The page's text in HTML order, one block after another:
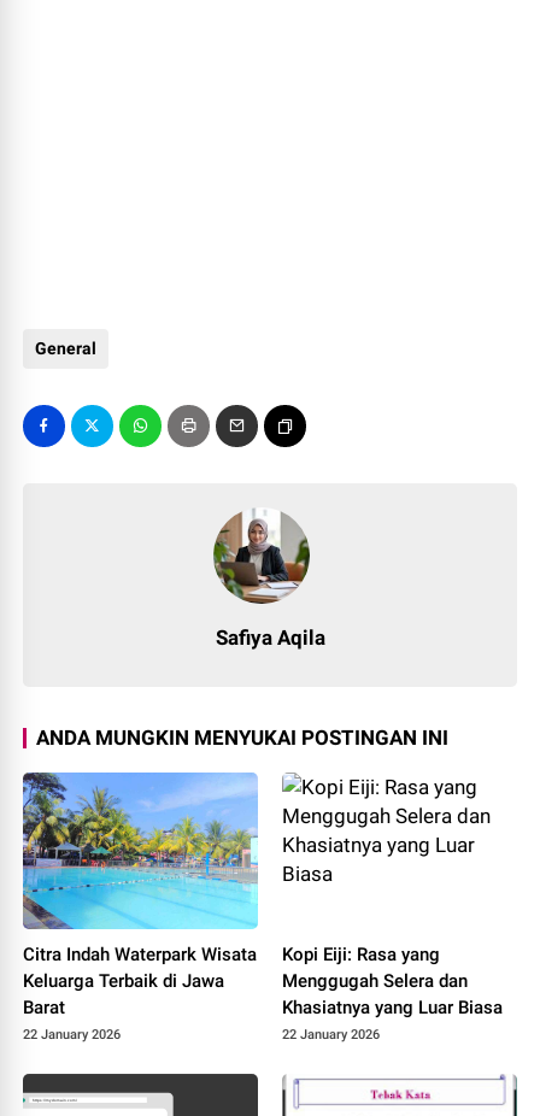
General
Safiya Aqila
ANDA MUNGKIN MENYUKAI POSTINGAN INI
Citra Indah Waterpark Wisata
Keluarga Terbaik di Jawa
Barat
22 January 2026
Kopi Eiji: Rasa yang
Menggugah Selera dan
Khasiatnya yang Luar Biasa
22 January 2026